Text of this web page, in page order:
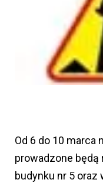
Od 6 do 10 marca
prowadzone będą
budynku nr 5 oraz